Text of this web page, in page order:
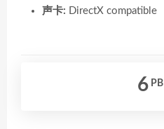
声卡: DirectX compatible
6 PB